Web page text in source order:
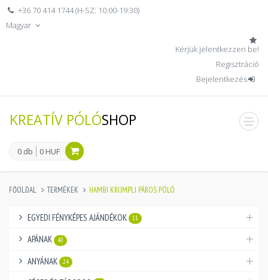
+36 70 414 1744 (H-SZ: 10:00-19:30)
Magyar
Kérjük jelentkezzen be!
Regisztráció
Bejelentkezés
KREATÍV PÓLÓSHOP
0 db 0 HUF
FŐOLDAL TERMÉKEK HAMBI KRUMPLI PÁROS PÓLÓ
EGYEDI FÉNYKÉPES AJÁNDÉKOK 11
APÁNAK 40
ANYÁNAK 24